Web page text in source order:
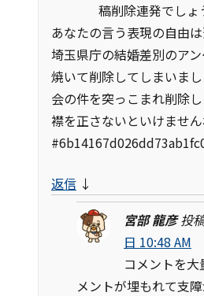
稿削除連発でしょ
あなたの言う表現の自由
埼玉県庁の結婚差別のア
焼いて削除してしまいま
会の件を突っこまれ削除し
襟を正さないといけません
返信 ↓
宮部 龍彦 投
日 10:48 AM
コメントを
メントが埋もれて支